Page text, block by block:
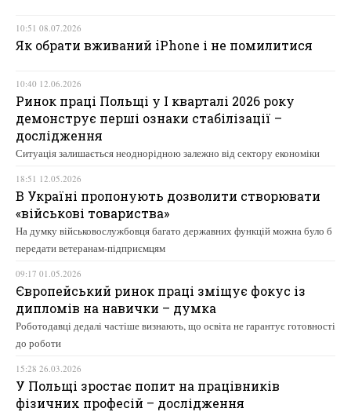
10:51 08.07.2026
Як обрати вживаний iPhone і не помилитися
10:40 12.06.2026
Ринок праці Польщі у І кварталі 2026 року
демонструє перші ознаки стабілізації –
дослідження
Ситуація залишається неоднорідною залежно від сектору економіки
18:51 12.05.2026
В Україні пропонують дозволити створювати
«військові товариства»
На думку військовослужбовця багато державних функцій можна було б
передати ветеранам-підприємцям
09:17 01.05.2026
Європейський ринок праці зміщує фокус із
дипломів на навички – думка
Роботодавці дедалі частіше визнають, що освіта не гарантує готовності
до роботи
15:28 26.03.2026
У Польщі зростає попит на працівників
фізичних професій – дослідження